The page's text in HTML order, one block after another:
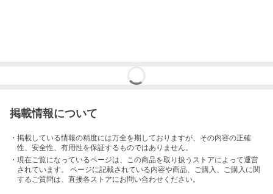
掲載情報について
・掲載している情報の精度には万全を期しておりますが、その内容の正確
性、安全性、有用性を保証するものではありません。
・現在ご覧になっているページは、この商品を取り扱うストアによって運営
されています。 ページに記載されている内容や商品、ご購入 、ご購入に関
するご質問は、直接各ストアにお問い合わせください。